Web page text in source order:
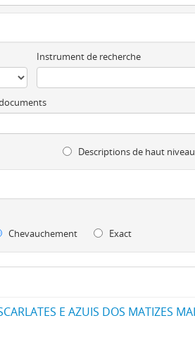
Instrument de recherche
Descriptions de haut niveau
Chevauchement
Exact